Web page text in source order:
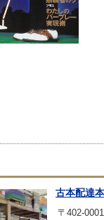
古本配達
〒402-0001